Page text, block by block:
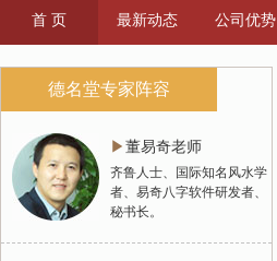
首 页 最新动态 公司优势
德名堂专家阵容
▶董易奇老师
齐鲁人士、国际知名风水学
者、易奇八字软件研发者、
秘书长。